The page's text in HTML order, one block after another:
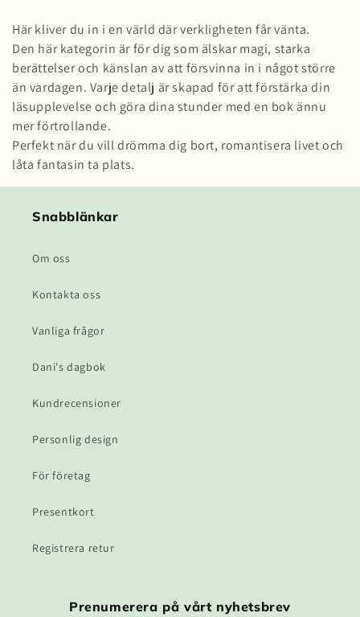
o
d
u
k
t
Här kliver du in i en värld där verkligheten får vänta.
Den här kategorin är för dig som älskar magi, starka
berättelser och känslan av att försvinna in i något större
än vardagen. Varje detalj är skapad för att förstärka din
läsupplevelse och göra dina stunder med en bok ännu
mer förtrollande.
Perfekt när du vill drömma dig bort, romantisera livet och
låta fantasin ta plats.
Snabblänkar
Om oss
Kontakta oss
Vanliga frågor
Dani's dagbok
Kundrecensioner
Personlig design
För företag
Presentkort
Registrera retur
Prenumerera på vårt nyhetsbrev